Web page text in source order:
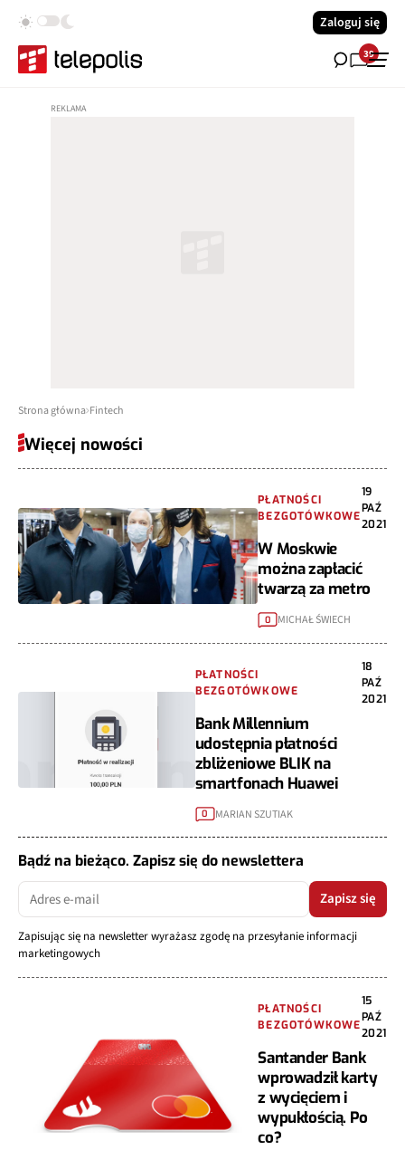
Zaloguj się
39
Strona główna Fintech
Więcej nowości
PŁATNOŚCI
BEZGOTÓWKOWE
19
PAŹ
2021
W Moskwie
można zapłacić
twarzą za metro
0 MICHAŁ ŚWIECH
PŁATNOŚCI
BEZGOTÓWKOWE
18
PAŹ
2021
Bank Millennium
udostępnia płatności
zbliżeniowe BLIK na
smartfonach Huawei
0 MARIAN SZUTIAK
Bądź na bieżąco. Zapisz się do newslettera
Zapisz się
Zapisując się na newsletter wyrażasz zgodę na przesyłanie informacji
marketingowych
PŁATNOŚCI
BEZGOTÓWKOWE
15
PAŹ
2021
Santander Bank
wprowadził karty
z wycięciem i
wypukłością. Po
co?